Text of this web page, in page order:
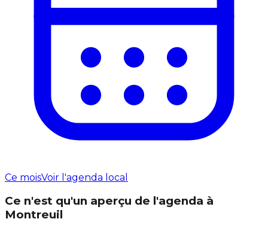
Ce moisVoir l'agenda local
Ce n'est qu'un aperçu de l'agenda à
Montreuil